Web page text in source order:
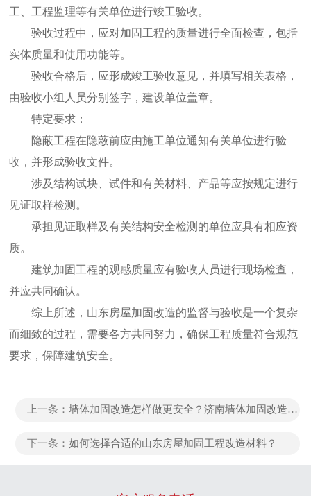
工、工程监理等有关单位进行竣工验收。
验收过程中，应对加固工程的质量进行全面检查，包括
实体质量和使用功能等。
验收合格后，应形成竣工验收意见，并填写相关表格，
由验收小组人员分别签字，建设单位盖章。
特定要求：
隐蔽工程在隐蔽前应由施工单位通知有关单位进行验
收，并形成验收文件。
涉及结构试块、试件和有关材料、产品等应按规定进行
见证取样检测。
承担见证取样及有关结构安全检测的单位应具有相应资
质。
建筑加固工程的观感质量应有验收人员进行现场检查，
并应共同确认。
综上所述， 山东房屋加固改造的监督与验收是一个复杂
而细致的过程，需要各方共同努力，确保工程质量符合规范
要求，保障建筑安全。
上一条： 墙体加固改造怎样做更安全？济南墙体加固改造公司为您解答
下一条： 如何选择合适的山东房屋加固工程改造材料？